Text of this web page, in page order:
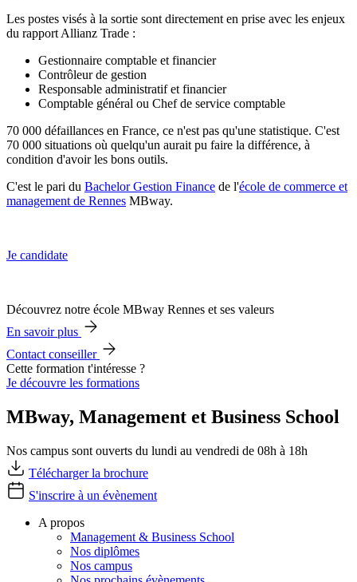
Les postes visés à la sortie sont directement en prise avec les enjeux
du rapport Allianz Trade :
Gestionnaire comptable et financier
Contrôleur de gestion
Responsable administratif et financier
Comptable général ou Chef de service comptable
70 000 défaillances en France, ce n'est pas qu'une statistique. C'est
70 000 situations où quelqu'un aurait pu faire la différence, à
condition d'avoir les bons outils.
C'est le pari du Bachelor Gestion Finance de l'école de commerce et
management de Rennes MBway.
Je candidate
Découvrez notre école MBway Rennes et ses valeurs
En savoir plus
Contact conseiller
Cette formation t'intéresse ?
Je découvre les formations
MBway, Management et Business School
Nos campus sont ouverts du lundi au vendredi de 08h à 18h
Télécharger la brochure
S'inscrire à un évènement
A propos
Management & Business School
Nos diplômes
Nos campus